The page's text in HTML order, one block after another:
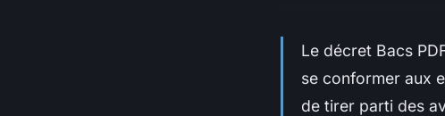
Le décret Bacs
se conformer aux
de tirer parti des